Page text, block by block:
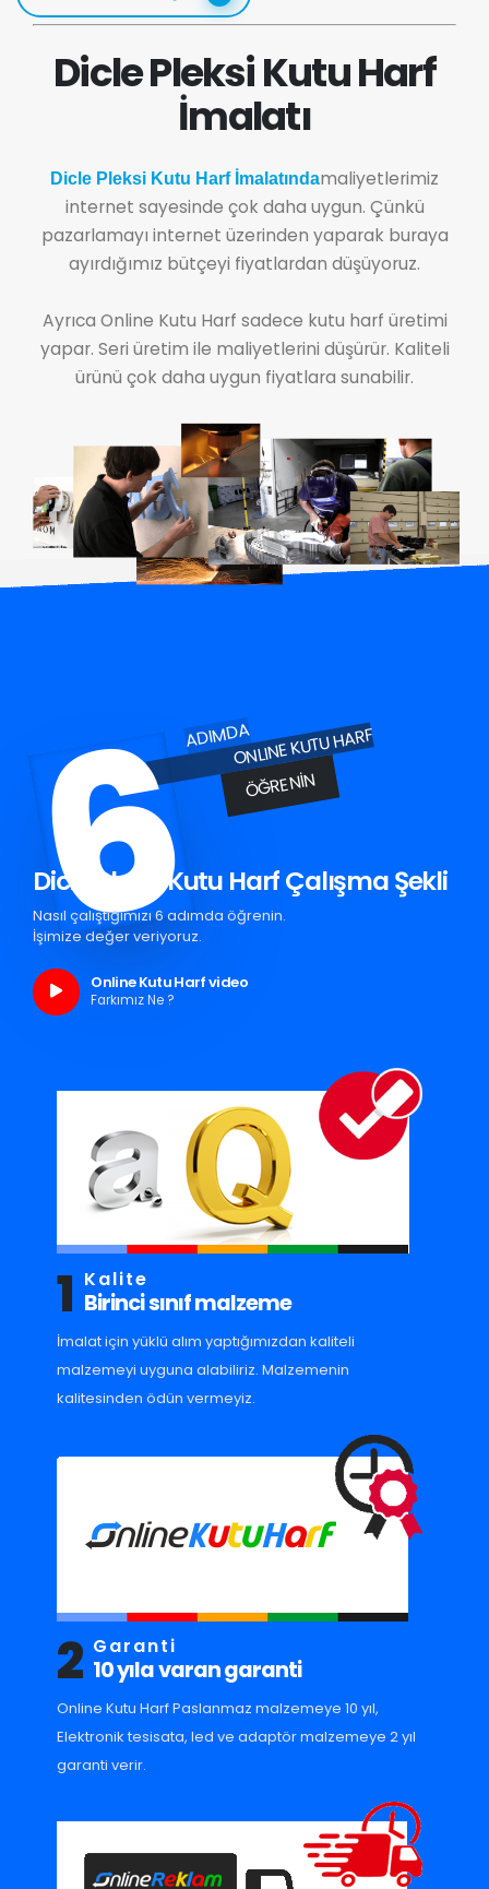
Dicle Pleksi Kutu Harf
İmalatı
Dicle Pleksi Kutu Harf İmalatındamaliyetlerimiz
internet sayesinde çok daha uygun. Çünkü
pazarlamayı internet üzerinden yaparak buraya
ayırdığımız bütçeyi fiyatlardan düşüyoruz.
Ayrıca Online Kutu Harf sadece kutu harf üretimi
yapar. Seri üretim ile maliyetlerini düşürür. Kaliteli
ürünü çok daha uygun fiyatlara sunabilir.
6ADIMDAONLINE KUTU HARF
ÖĞRENIN
Dicle Pleksi Kutu Harf Çalışma Şekli
Nasıl çalıştığımızı 6 adımda öğrenin.
İşimize değer veriyoruz.
Online Kutu Harf video
Farkımız Ne ?
1 Kalite
Birinci sınıf malzeme
İmalat için yüklü alım yaptığımızdan kaliteli
malzemeyi uyguna alabiliriz. Malzemenin
kalitesinden ödün vermeyiz.
2 Garanti
10 yıla varan garanti
Online Kutu Harf Paslanmaz malzemeye 10 yıl,
Elektronik tesisata, led ve adaptör malzemeye 2 yıl
garanti verir.